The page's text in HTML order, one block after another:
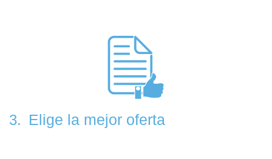
3. Elige la mejor oferta